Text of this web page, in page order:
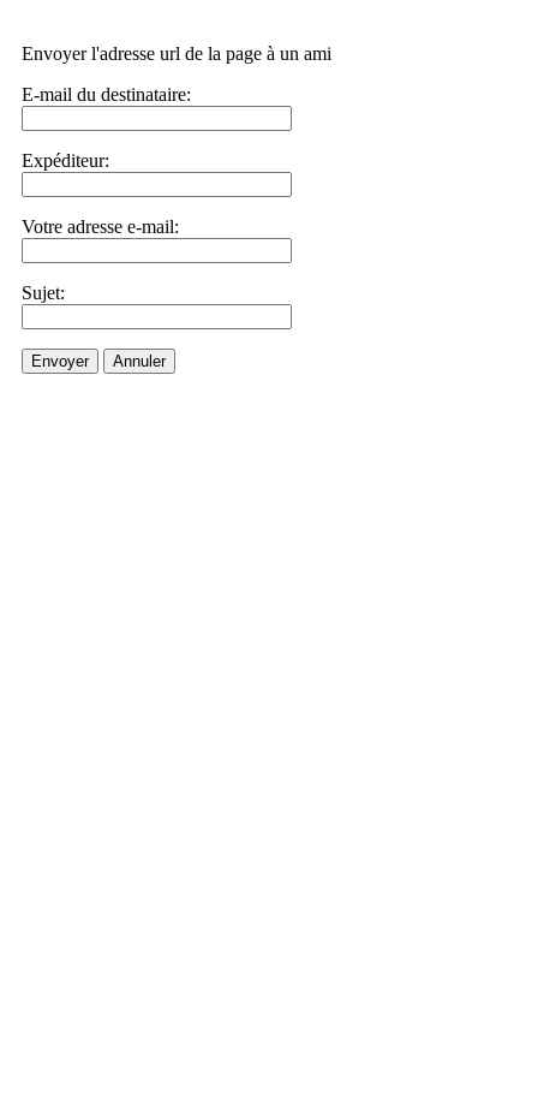
Envoyer l'adresse url de la page à un ami
E-mail du destinataire:
Expéditeur:
Votre adresse e-mail:
Sujet:
Envoyer Annuler